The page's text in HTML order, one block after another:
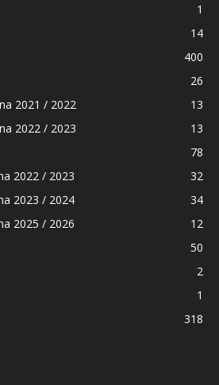
1
14
400
26
2021 / 2022
13
2022 / 2023
13
78
2022 / 2023
32
2023 / 2024
34
2025 / 2026
12
50
2
1
318